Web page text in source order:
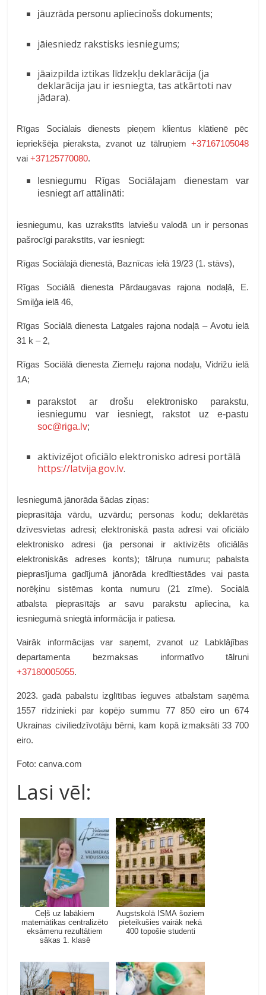
jāuzrāda personu apliecinošs dokuments;
jāiesniedz rakstisks iesniegums;
jāaizpilda iztikas līdzekļu deklarācija (ja
deklarācija jau ir iesniegta, tas atkārtoti nav
jādara).
Rīgas Sociālais dienests pieņem klientus klātienē pēc
iepriekšēja pieraksta, zvanot uz tālruņiem+37167105048
vai+37125770080.
Iesniegumu Rīgas Sociālajam dienestam var
iesniegt arī attālināti:
iesniegumu, kas uzrakstīts latviešu valodā un ir personas
pašrocīgi parakstīts, var iesniegt:
Rīgas Sociālajā dienestā, Baznīcas ielā 19/23 (1. stāvs),
Rīgas Sociālā dienesta Pārdaugavas rajona nodaļā, E.
Smiļģa ielā 46,
Rīgas Sociālā dienesta Latgales rajona nodaļā – Avotu ielā
31 k – 2,
Rīgas Sociālā dienesta Ziemeļu rajona nodaļu, Vidrižu ielā
1A;
parakstot ar drošu elektronisko parakstu,
iesniegumu var iesniegt, rakstot uz e-pastu
soc@riga.lv;
aktivizējot oficiālo elektronisko adresi portālā
https://latvija.gov.lv.
Iesniegumā jānorāda šādas ziņas:
pieprasītāja vārdu, uzvārdu; personas kodu; deklarētās
dzīvesvietas adresi; elektroniskā pasta adresi vai oficiālo
elektronisko adresi (ja personai ir aktivizēts oficiālās
elektroniskās adreses konts); tālruņa numuru; pabalsta
pieprasījuma gadījumā jānorāda kredītiestādes vai pasta
norēķinu sistēmas konta numuru (21 zīme). Sociālā
atbalsta pieprasītājs ar savu parakstu apliecina, ka
iesniegumā sniegtā informācija ir patiesa.
Vairāk informācijas var saņemt, zvanot uz Labklājības
departamenta bezmaksas informatīvo tālruni
+37180005055.
2023. gadā pabalstu izglītības ieguves atbalstam saņēma
1557 rīdzinieki par kopējo summu 77 850 eiro un 674
Ukrainas civiliedzīvotāju bērni, kam kopā izmaksāti 33 700
eiro.
Foto: canva.com
Lasi vēl:
Ceļš uz labākiem
matemātikas centralizēto
eksāmenu rezultātiem
sākas 1. klasē
Augstskolā ISMA šoziem
pieteikušies vairāk nekā
400 topošie studenti